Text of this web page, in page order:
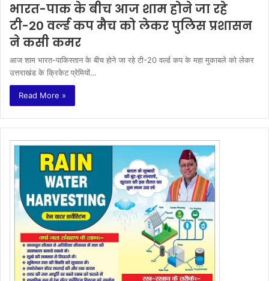
भारत-पाक के बीच आज शाम होने जा रहे
टी-20 वर्ल्ड कप मैच को लेकर पुलिस प्रशासन
ने कसी कमर
आज शाम भारत-पाकिस्तान के बीच होने जा रहे टी-20 वर्ल्ड कप के महा मुकाबले को लेकर
उत्तराखंड के क्रिकेट प्रेमियों…
Read More »